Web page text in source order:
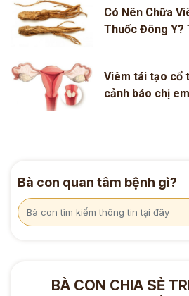
Có Nên Chữa
Thuốc Đông Y?
Viêm tái tạo cổ
cảnh báo chị
Bà con quan tâm bệnh gì?
BÀ CON CHIA SẺ